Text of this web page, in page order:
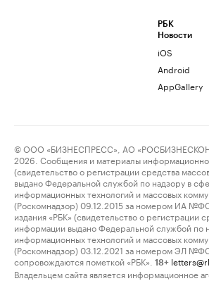
РБК
Новости
iOS
Android
AppGallery
© ООО «БИЗНЕСПРЕСС», АО
2026. Сообщения и материалы
(свидетельство о регистрации средства
выдано Федеральной службой по надзору в
информационных технологий и массовых
(Роскомнадзор) 09.12.2015 за номером ИА
издания «РБК» (свидетельство о регистрации
информации выдано Федеральной службой по
информационных технологий и массовых
(Роскомнадзор) 03.12.2021 за номером ЭЛ
сопровождаются пометкой «РБК».
18+
Владельцем сайта является информационное